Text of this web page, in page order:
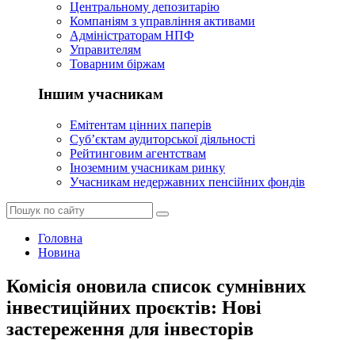
Центральному депозитарію
Компаніям з управління активами
Адміністраторам НПФ
Управителям
Товарним біржам
Іншим учасникам
Емітентам цінних паперів
Суб’єктам аудиторської діяльності
Рейтинговим агентствам
Іноземним учасникам ринку
Учасникам недержавних пенсійних фондів
Головна
Новина
Комісія оновила список сумнівних
інвестиційних проєктів: Нові
застереження для інвесторів